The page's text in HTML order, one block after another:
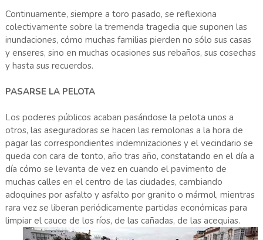
Continuamente, siempre a toro pasado, se reflexiona
colectivamente sobre la tremenda tragedia que suponen las
inundaciones, cómo muchas familias pierden no sólo sus casas
y enseres, sino en muchas ocasiones sus rebaños, sus cosechas
y hasta sus recuerdos.
PASARSE LA PELOTA
Los poderes públicos acaban pasándose la pelota unos a
otros, las aseguradoras se hacen las remolonas a la hora de
pagar las correspondientes indemnizaciones y el vecindario se
queda con cara de tonto, año tras año, constatando en el día a
día cómo se levanta de vez en cuando el pavimento de
muchas calles en el centro de las ciudades, cambiando
adoquines por asfalto y asfalto por granito o mármol, mientras
rara vez se liberan periódicamente partidas económicas para
limpiar el cauce de los ríos, de las cañadas, de las acequias.